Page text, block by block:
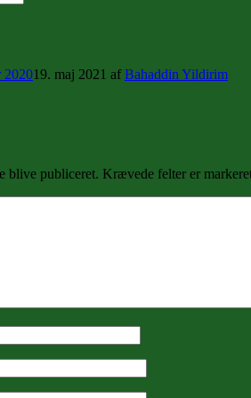
202019. maj 2021 afBahaddin Yildirim
blive publiceret. Krævede felter er